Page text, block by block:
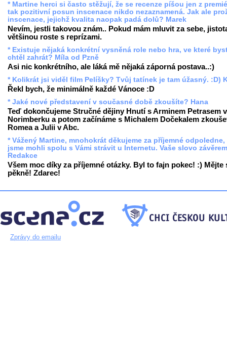
* Martine herci si často stěžují, že se recenze píšou jen z
tak pozitivní posun inscenace nikdo nezaznamená. Jak ale
inscenace, jejichž kvalita naopak padá dolů? Marek
Nevím, jestli takovou znám.. Pokud mám mluvit za sebe,
většinou roste s reprízami.
* Existuje nějaká konkrétní vysněná role nebo hra, ve které
chtěl zahrát? Míla od Pzně
Asi nic konkrétního, ale láká mě nějaká záporná postava..:)
* Kolikrát jsi viděl film Pelíšky? Tvůj tatínek je tam úžasný. :D)
Řekl bych, že minimálně každé Vánoce :D
* Jaké nové představení v současné době zkoušíte? Hana
Teď dokončujeme Stručné dějiny Hnutí s Arminem Petrasem v
Norimberku a potom začínáme s Michalem Dočekalem
Romea a Julii v Abc.
* Vážený Martine, mnohokrát děkujeme za příjemné odpoledne,
jsme mohli spolu s Vámi strávit u Internetu. Vaše slovo
Redakce
Všem moc díky za příjemné otázky. Byl to fajn pokec! :) Mějte
pěkně! Zdarec!
Zprávy do emailu